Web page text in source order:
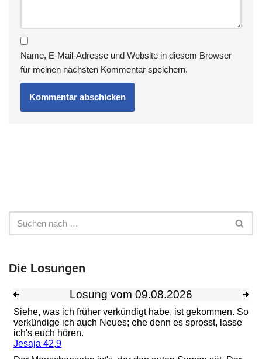
Name, E-Mail-Adresse und Website in diesem Browser
für meinen nächsten Kommentar speichern.
Die Losungen